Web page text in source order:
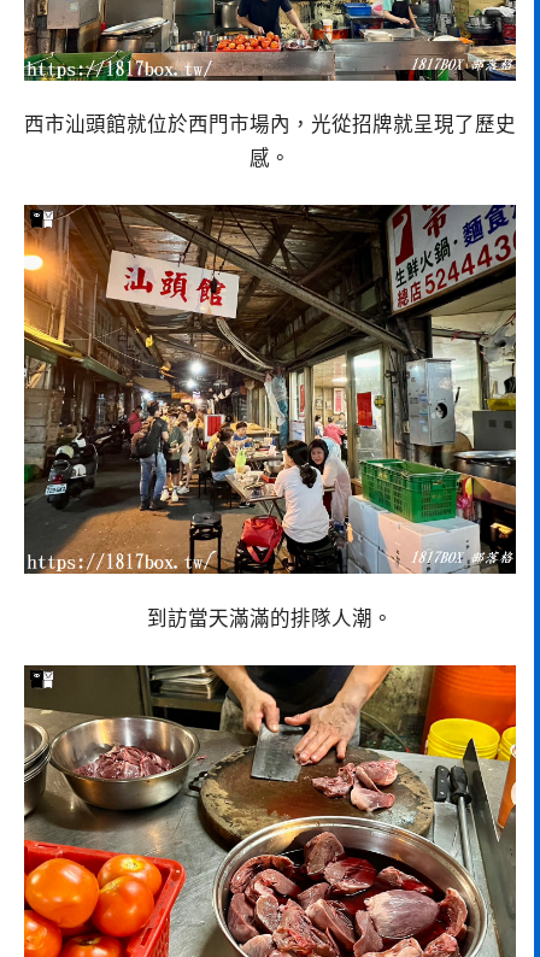
西市汕頭館就位於西門市場內，光從招牌就呈現了歷史
感。
到訪當天滿滿的排隊人潮。